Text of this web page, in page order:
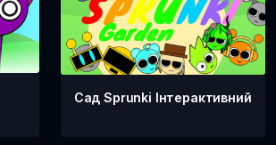
Сад Sprunki Інтерактивний